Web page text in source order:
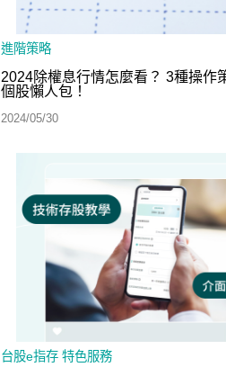
進階策略
2024除權息行情怎麼看？ 3種操作
個股懶人包！
2024/05/30
台股e指存特色服務